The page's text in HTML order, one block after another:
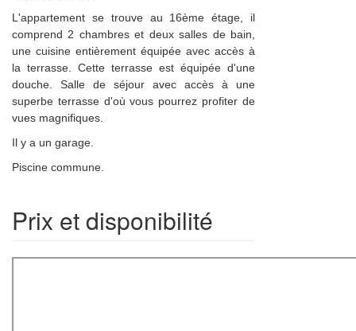
L'appartement se trouve au 16ème étage, il
comprend 2 chambres et deux salles de bain,
une cuisine entièrement équipée avec accès à
la terrasse. Cette terrasse est équipée d'une
douche. Salle de séjour avec accès à une
superbe terrasse d'où vous pourrez profiter de
vues magnifiques.
Il y a un garage.
Piscine commune.
Prix et disponibilité
×